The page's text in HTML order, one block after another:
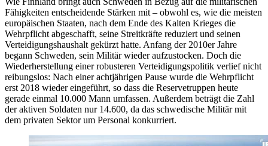
Fähigkeiten entscheidende Stärken mit – obwohl es, wie die meisten
europäischen Staaten, nach dem Ende des Kalten Krieges die
Wehrpflicht abgeschafft, seine Streitkräfte reduziert und seinen
Verteidigungshaushalt gekürzt hatte. Anfang der 2010er Jahre
begann Schweden, sein Militär wieder aufzustocken. Doch die
Wiederherstellung einer robusteren Verteidigungspolitik verlief nicht
reibungslos: Nach einer achtjährigen Pause wurde die Wehrpflicht
erst 2018 wieder eingeführt, so dass die Reservetruppen heute
gerade einmal 10.000 Mann umfassen. Außerdem beträgt die Zahl
der aktiven Soldaten nur 14.600, da das schwedische Militär mit
dem privaten Sektor um Personal konkurriert.